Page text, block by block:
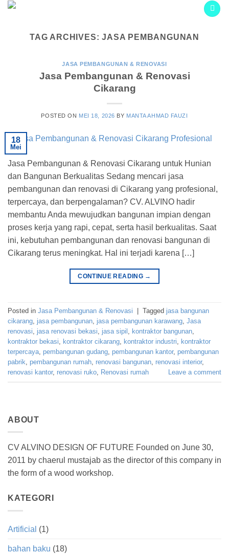
Skip
TAG ARCHIVES:JASA PEMBANGUNAN
JASA PEMBANGUNAN & RENOVASI
Jasa Pembangunan & Renovasi
Cikarang
POSTED ON MEI 18, 2026 BY MANTA AHMAD FAUZI
18
Mei
Jasa Pembangunan & Renovasi Cikarang untuk Hunian
dan Bangunan Berkualitas Sedang mencari jasa
pembangunan dan renovasi di Cikarang yang profesional,
terpercaya, dan berpengalaman? CV. ALVINO hadir
membantu Anda mewujudkan bangunan impian dengan
proses kerja yang rapi, cepat, serta hasil berkualitas. Saat
ini, kebutuhan pembangunan dan renovasi bangunan di
Cikarang terus meningkat. Hal ini terjadi karena […]
CONTINUE READING →
Posted in Jasa Pembangunan & Renovasi Tagged jasa bangunan
cikarang, jasa pembangunan, jasa pembangunan karawang, Jasa
renovasi, jasa renovasi bekasi, jasa sipil , kontraktor bangunan,
kontraktor bekasi, kontraktor cikarang, kontraktor industri, kontraktor
terpercaya, pembangunan gudang, pembangunan kantor, pembangunan
pabrik, pembangunan rumah, renovasi bangunan, renovasi interior,
renovasi kantor, renovasi ruko, Renovasi rumah Leave a comment
ABOUT
CV ALVINO DESIGN OF FUTURE Founded on June 30,
2011 by chaerul mustajab as the director of this company in
the form of a wood workshop.
KATEGORI
Artificial (1)
bahan baku (18)